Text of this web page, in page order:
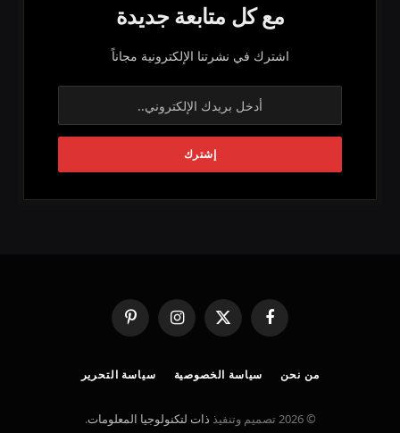
مع كل متابعة جديدة
اشترك في نشرتنا الإلكترونية مجاناً
فيسبوك
X
(Twitter)
الانستغرامبينتيريست
من نحن سياسة الخصوصية سياسة التحرير
© 2026 تصميم وتنفيذ ذات لتكنولوجيا المعلومات.